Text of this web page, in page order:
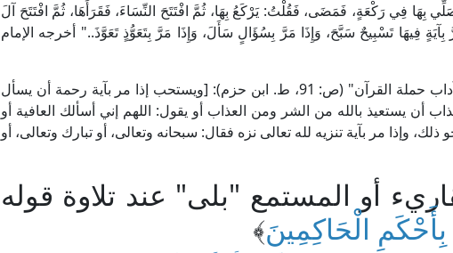
بِهَا فِي رَكْعَةٍ، فَمَضَى، فَقُلْتُ: يَرْكَعُ بِهَا، ثُمَّ افْتَتَحَ النِّسَاءَ، فَقَرَأَهَا، ثُمَّ افْتَتَحَ آلَ
بِآيَةٍ فِيهَا تَسْبِيحٌ سَبَّحَ، وَإِذَا مَرَّ بِسُؤَالٍ سَأَلَ، وَإِذَا مَرَّ بِتَعَوُّذٍ تَعَوَّذَ.." أخرجه الإمام
قال الإمام النووي في" التبيان في آداب حملة القرآن" (ص: 91، ط. ابن حزم): [ويستحب إذا مر بآية رحمة أن يسأل
أن يستعيذ بالله من الشر ومن العذاب أو يقول: اللهم إني أسألك العافية أو
وإذا مر بآية تنزيه لله تعالى نزه فقال: سبحانه وتعالى، أو تبارك وتعالى، أو
أو المستمع "بلى" عند تلاوة قوله
الْحَاكِمِينَ﴾